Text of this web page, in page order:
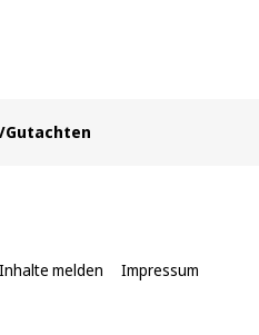
Gutachten
Inhalte melden Impressum